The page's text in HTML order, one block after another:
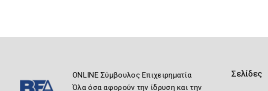
ONLINE Σύμβουλος Επιχειρηματία
Όλα όσα αφορούν την ίδρυση και την
Σελίδες